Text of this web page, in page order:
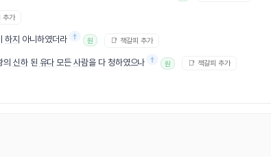
추가
하지 아니하였더라 † 원 📑 책갈피 추가
의 신하된 유다 모든사람을 다 청하였으나 † 원 📑 책갈피 추가